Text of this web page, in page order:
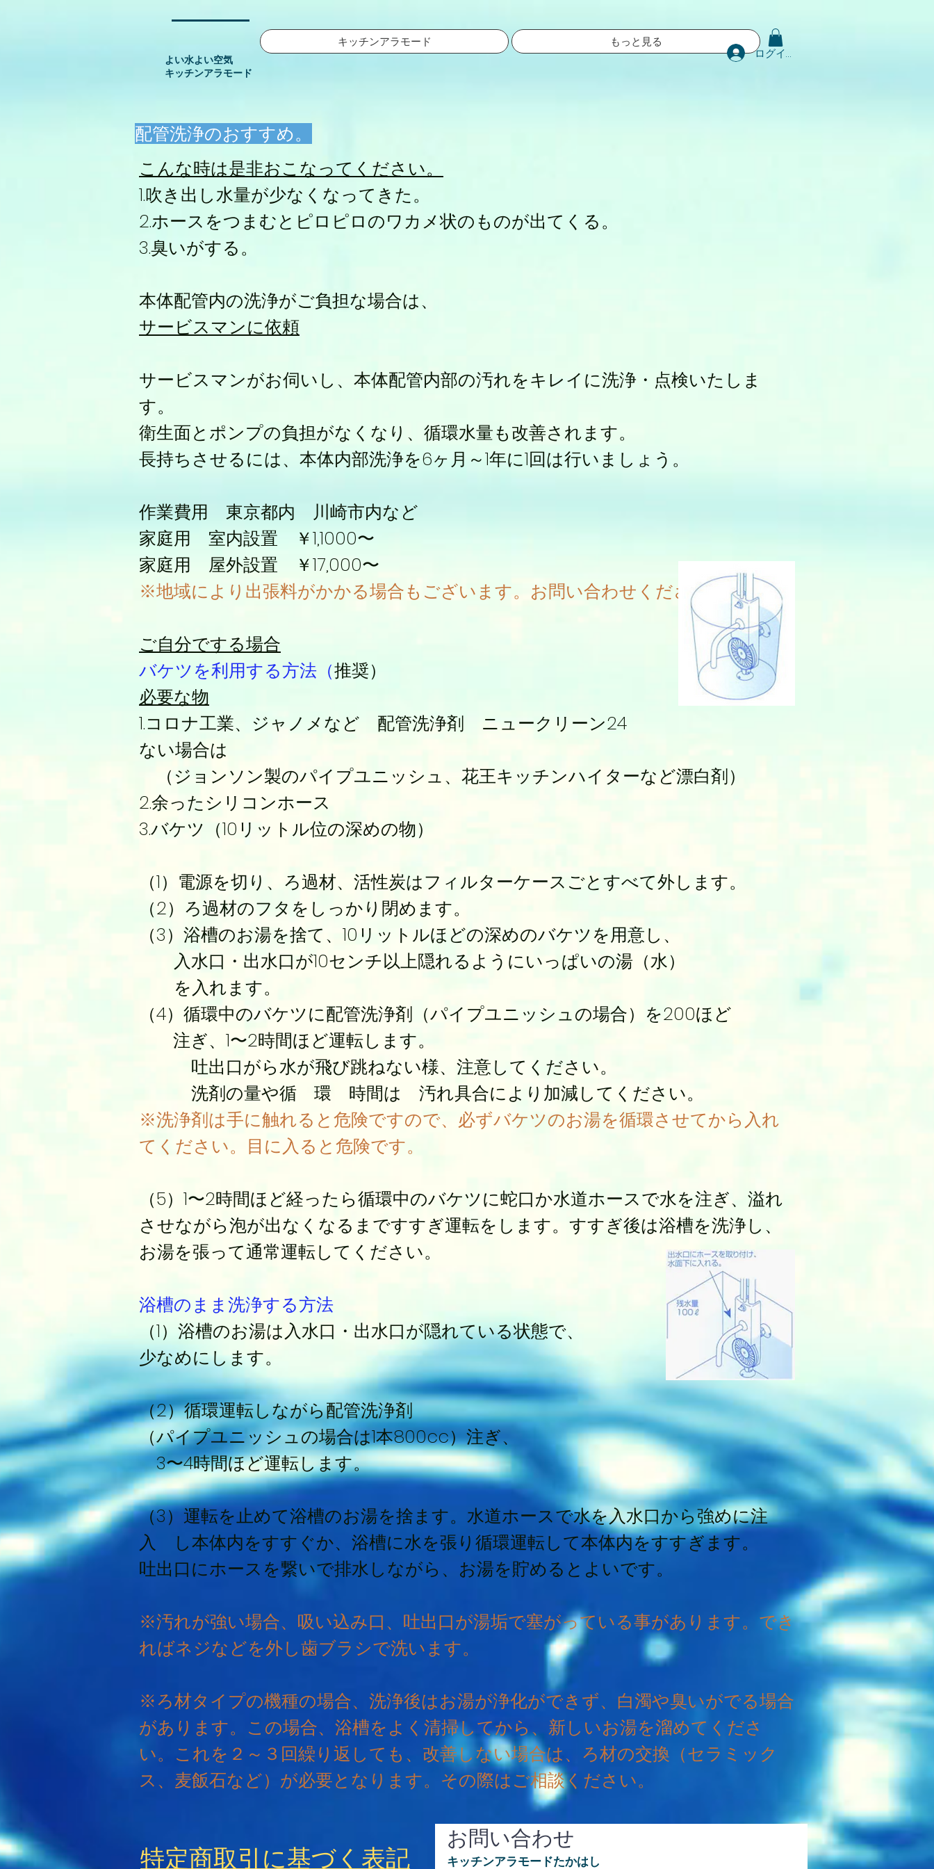
よい水よい空気
​キッチンアラモード
キッチンアラモード もっと見る
ログイン
配管洗浄のおすすめ。
こんな時は是非おこなってください。
1.吹き出し水量が少なくなってきた。
2.ホースをつまむとピロピロのワカメ状のものが出てくる。
3.臭いがする。
本体配管内の洗浄がご負担な場合は、
​サービスマンに依頼
サービスマンがお伺いし、本体配管内部の汚れをキレイに洗浄・点検いたしま
す。
衛生面とポンプの負担がなくなり、循環水量も改善されます。
長持ちさせるには、本体内部洗浄を6ヶ月～1年に1回は行いましょう。
作業費用 東京都内 川崎市内など
家庭用 室内設置 ￥1,1000〜
家庭用 屋外設置 ￥17,000〜
※地域により出張料がかかる場合もございます。お問い合わせください。
ご自分でする場合
バケツを利用する方法（推奨）
必要な物
1.コロナ工業、ジャノメなど 配管洗浄剤 ニュークリーン24
ない場合は
（ジョンソン製のパイプユニッシュ、花王キッチンハイターなど漂白剤）
2.余ったシリコンホース
3.バケツ（10リットル位の深めの物）
（1）電源を切り、ろ過材、活性炭はフィルターケースごとすべて外します。
（2）ろ過材のフタをしっかり閉めます。
（3）浴槽のお湯を捨て、10リットルほどの深めのバケツを用意し、
入水口・出水口が10センチ以上隠れるようにいっぱいの湯（水）
を入れます。
（4）循環中のバケツに配管洗浄剤（パイプユニッシュの場合）を200ほど
注ぎ、1〜2時間ほど運転します。
吐出口がら水が飛び跳ねない様、注意してください。
洗剤の量や循 環 時間は 汚れ具合により加減してください。
※洗浄剤は手に触れると危険ですので、必ずバケツのお湯を循環させてから入れ
てください。目に入ると危険です。
（5）1〜2時間ほど経ったら循環中のバケツに蛇口か水道ホースで水を注ぎ、溢れ
させながら泡が出なくなるまですすぎ運転をします。すすぎ後は浴槽を洗浄し、
お湯を張って通常運転してください。
浴槽のまま洗浄する方法
（1）浴槽のお湯は入水口・出水口が隠れている状態で、
少なめにします。
（2）循環運転しながら配管洗浄剤
（パイプユニッシュの場合は1本800cc）注ぎ、
3〜4時間ほど運転します。
（3）運転を止めて浴槽のお湯を捨ます。水道ホースで水を入水口から強めに注
入 し本体内をすすぐか、浴槽に水を張り循環運転して本体内をすすぎます。
吐出口にホースを繋いで排水しながら、お湯を貯めるとよいです。
※汚れが強い場合、吸い込み口、吐出口が湯垢で塞がっている事があります。でき
ればネジなどを外し歯ブラシで洗います。
※ろ材タイプの機種の場合、洗浄後はお湯が浄化ができず、白濁や臭いがでる場合
があります。この場合、浴槽をよく清掃してから、新しいお湯を溜めてくださ
い。これを２～３回繰り返しても、改善しない場合は、ろ材の交換（セラミック
ス、麦飯石など）が必要となります。その際はご相談ください。
特定商取引に基づく表記
お問い合わせ
キッチンアラモードたかはし